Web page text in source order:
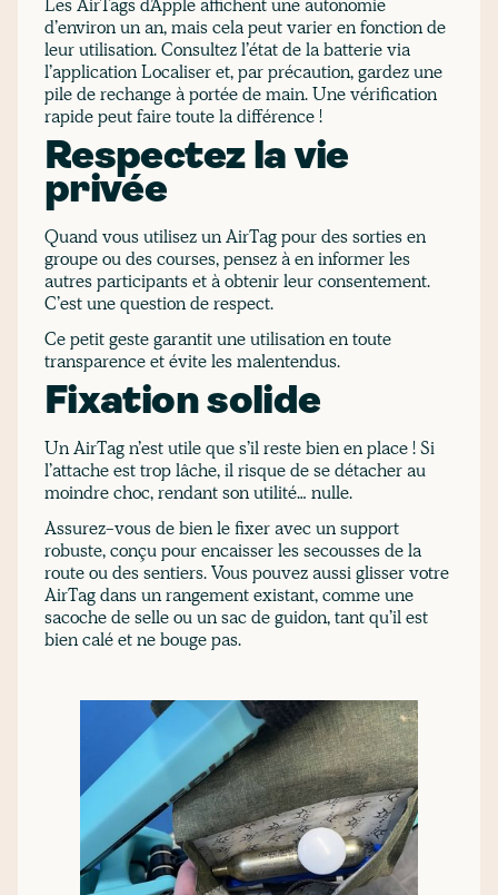
Les AirTags d’Apple affichent une autonomie
d’environ un an, mais cela peut varier en fonction de
leur utilisation. Consultez l’état de la batterie via
l’application Localiser et, par précaution, gardez une
pile de rechange à portée de main. Une vérification
rapide peut faire toute la différence !
Respectez la vie
privée
Quand vous utilisez un AirTag pour des sorties en
groupe ou des courses, pensez à en informer les
autres participants et à obtenir leur consentement.
C’est une question de respect.
Ce petit geste garantit une utilisation en toute
transparence et évite les malentendus.
Fixation solide
Un AirTag n’est utile que s’il reste bien en place ! Si
l’attache est trop lâche, il risque de se détacher au
moindre choc, rendant son utilité… nulle.
Assurez-vous de bien le fixer avec un support
robuste, conçu pour encaisser les secousses de la
route ou des sentiers. Vous pouvez aussi glisser votre
AirTag dans un rangement existant, comme une
sacoche de selle ou un sac de guidon, tant qu’il est
bien calé et ne bouge pas.